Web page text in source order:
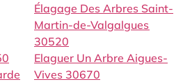
Élagage Des Arbres Saint-
Martin-de-Valgalgues
30520
Elaguer Un Arbre Aigues-
Vives 30670